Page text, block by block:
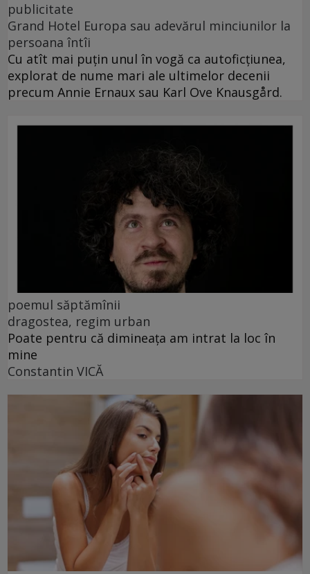
publicitate
Grand Hotel Europa sau adevărul minciunilor la
persoana întîi
Cu atît mai puțin unul în vogă ca autoficțiunea,
explorat de nume mari ale ultimelor decenii
precum Annie Ernaux sau Karl Ove Knausgård.
poemul săptămînii
dragostea, regim urban
Poate pentru că dimineața am intrat la loc în
mine
Constantin VICĂ